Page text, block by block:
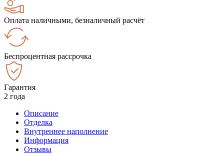
Оплата наличными, безналичный расчёт
Беспроцентная рассрочка
Гарантия
2 года
Описание
Отделка
Внутреннее наполнение
Информация
Отзывы